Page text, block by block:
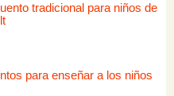
tradicional para niños de
para enseñar a los niños